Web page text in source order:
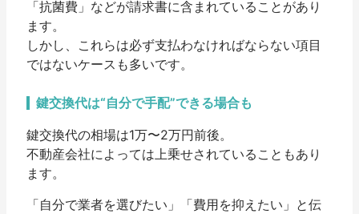
「抗菌費」などが請求書に含まれていることがあり
ます。
しかし、これらは必ず支払わなければならない項目
ではないケースも多いです。
鍵交換代は“自分で手配”できる場合も
鍵交換代の相場は1万〜2万円前後。
不動産会社によっては上乗せされていることもあり
ます。
「自分で業者を選びたい」「費用を抑えたい」と伝